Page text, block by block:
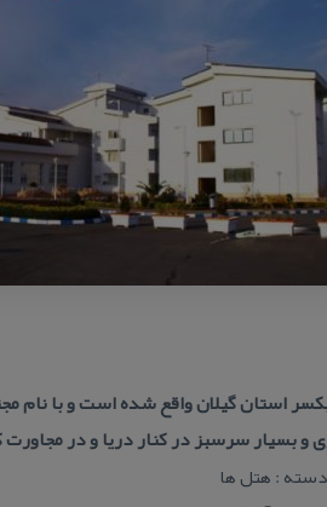
استان گیلان واقع شده است و با
دسته : هتل ها